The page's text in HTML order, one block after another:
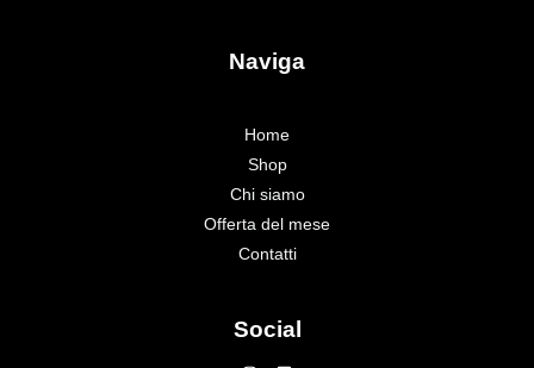
Naviga
Home
Shop
Chi siamo
Offerta del mese
Contatti
Social